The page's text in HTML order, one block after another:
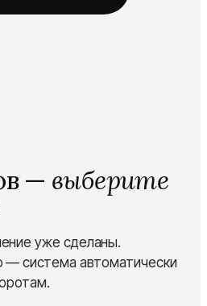
— выберите
уже сделаны.
— система автоматически